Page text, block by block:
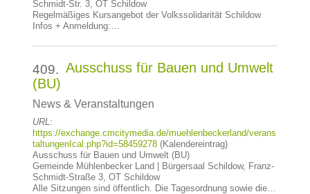
Schmidt-Str. 3, OT Schildow
Regelmäßiges Kursangebot der Volkssolidarität Schildow
Infos + Anmeldung:…
409. Ausschuss für Bauen und Umwelt
(BU)
News & Veranstaltungen
URL:
https://exchange.cmcitymedia.de/muehlenbeckerland/verans
taltungenIcal.php?id=58459278(Kalendereintrag)
Ausschuss für Bauen und Umwelt (BU)
Gemeinde Mühlenbecker Land | Bürgersaal Schildow, Franz-
Schmidt-Straße 3, OT Schildow
Alle Sitzungen sind öffentlich. Die Tagesordnung sowie die…